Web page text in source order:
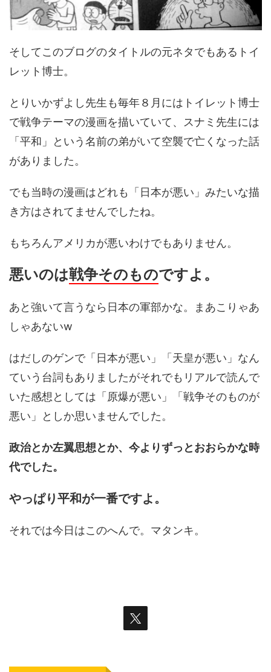
そしてこのブログのタイトルの元ネタでもあるトイ
レット博士。
とりいかずよし先生も毎年８月にはトイレット博士
で戦争テーマの漫画を描いていて、スナミ先生には
「平和」という名前の弟がいて空襲で亡くなった話
がありました。
でも当時の漫画はどれも「日本が悪い」みたいな描
き方はされてませんでしたね。
もちろんアメリカが悪いわけでもありません。
悪いのは戦争そのものですよ。
あと強いて言うなら日本の軍部かな。まあこりゃあ
しゃあないw
はだしのゲンで「日本が悪い」「天皇が悪い」なん
ていう台詞もありましたがそれでもリアルで読んで
いた感想としては「原爆が悪い」「戦争そのものが
悪い」としか思いませんでした。
政治とか左翼思想とか、今よりずっとおおらかな時
代でした。
やっぱり平和が一番ですよ。
それでは今日はこのへんで。マタンキ。